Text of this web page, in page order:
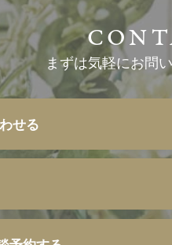
まずは気軽にお問
せる